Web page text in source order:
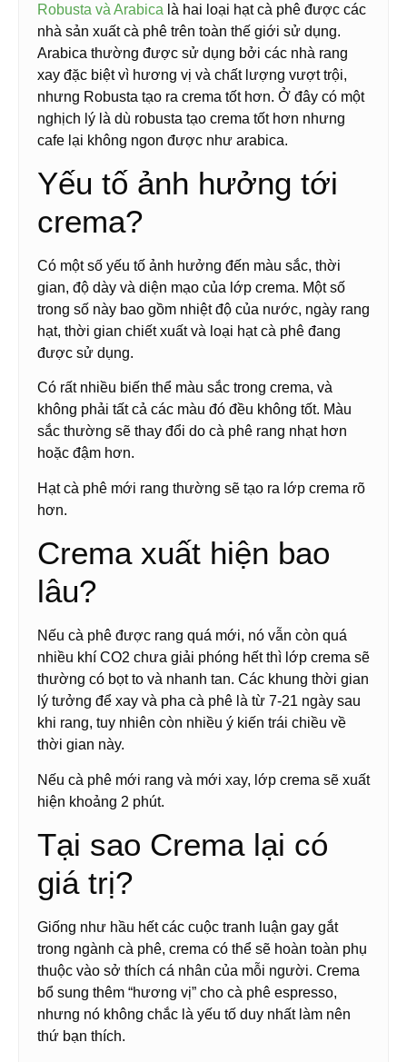
Robusta và Arabica là hai loại hạt cà phê được các
nhà sản xuất cà phê trên toàn thế giới sử dụng.
Arabica thường được sử dụng bởi các nhà rang
xay đặc biệt vì hương vị và chất lượng vượt trội,
nhưng Robusta tạo ra crema tốt hơn. Ở đây có một
nghịch lý là dù robusta tạo crema tốt hơn nhưng
cafe lại không ngon được như arabica.
Yếu tố ảnh hưởng tới
crema?
Có một số yếu tố ảnh hưởng đến màu sắc, thời
gian, độ dày và diện mạo của lớp crema. Một số
trong số này bao gồm nhiệt độ của nước, ngày rang
hạt, thời gian chiết xuất và loại hạt cà phê đang
được sử dụng.
Có rất nhiều biến thể màu sắc trong crema, và
không phải tất cả các màu đó đều không tốt. Màu
sắc thường sẽ thay đổi do cà phê rang nhạt hơn
hoặc đậm hơn.
Hạt cà phê mới rang thường sẽ tạo ra lớp crema rõ
hơn.
Crema xuất hiện bao
lâu?
Nếu cà phê được rang quá mới, nó vẫn còn quá
nhiều khí CO2 chưa giải phóng hết thì lớp crema sẽ
thường có bọt to và nhanh tan. Các khung thời gian
lý tưởng để xay và pha cà phê là từ 7-21 ngày sau
khi rang, tuy nhiên còn nhiều ý kiến trái chiều về
thời gian này.
Nếu cà phê mới rang và mới xay, lớp crema sẽ xuất
hiện khoảng 2 phút.
Tại sao Crema lại có
giá trị?
Giống như hầu hết các cuộc tranh luận gay gắt
trong ngành cà phê, crema có thể sẽ hoàn toàn phụ
thuộc vào sở thích cá nhân của mỗi người. Crema
bổ sung thêm “hương vị” cho cà phê espresso,
nhưng nó không chắc là yếu tố duy nhất làm nên
thứ bạn thích.